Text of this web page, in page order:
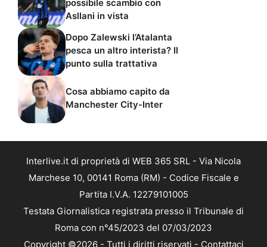
possibile scambio con
Asllani in vista
Dopo Zalewski l’Atalanta
pesca un altro interista? Il
punto sulla trattativa
Cosa abbiamo capito da
Manchester City-Inter
Interlive.it di proprietà di WEB 365 SRL - Via Nicola
Marchese 10, 00141 Roma (RM) - Codice Fiscale e
Partita I.V.A. 12279101005
Testata Giornalistica registrata presso il Tribunale di
Roma con n°45/2023 del 07/03/2023
Copyright ©2026 - Tutti i diritti riservati - Contattaci